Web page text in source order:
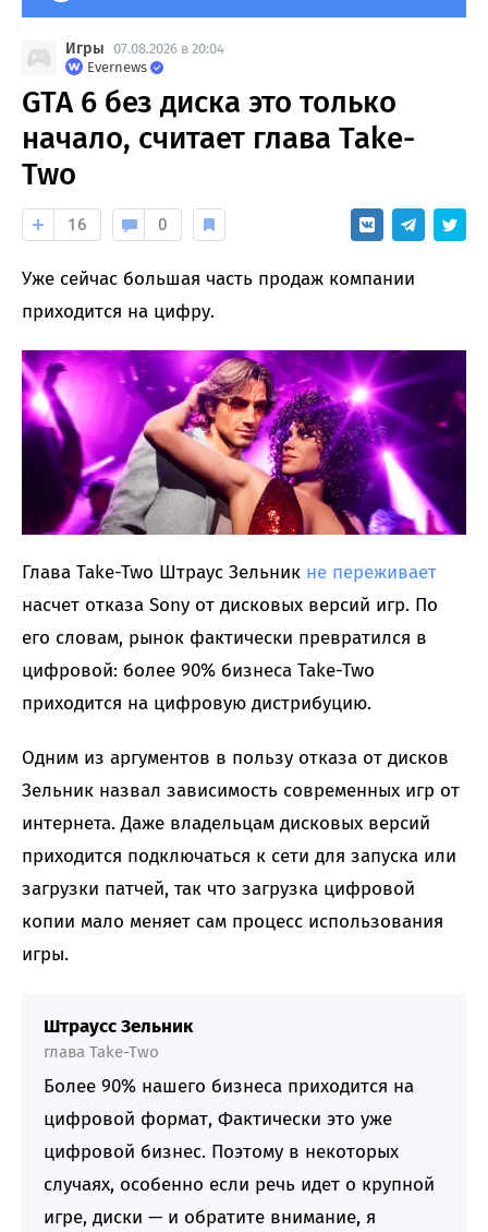
Игры 07.08.2026 в 20:04
Evernews
GTA 6 без диска это только
начало, считает глава Take-
Two
16 0
Уже сейчас большая часть продаж компании
приходится на цифру.
Глава Take-Two Штраус Зельник не переживает
насчет отказа Sony от дисковых версий игр. По
его словам, рынок фактически превратился в
цифровой: более 90% бизнеса Take-Two
приходится на цифровую дистрибуцию.
Одним из аргументов в пользу отказа от дисков
Зельник назвал зависимость современных игр от
интернета. Даже владельцам дисковых версий
приходится подключаться к сети для запуска или
загрузки патчей, так что загрузка цифровой
копии мало меняет сам процесс использования
игры.
Штраусс Зельник
глава Take-Two
Более 90% нашего бизнеса приходится на
цифровой формат, Фактически это уже
цифровой бизнес. Поэтому в некоторых
случаях, особенно если речь идет о крупной
игре, диски — и обратите внимание, я